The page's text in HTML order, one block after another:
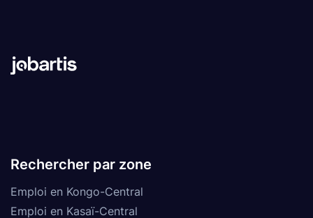
Rechercher par zone
Emploi en Kongo-Central
Emploi en Kasaï-Central